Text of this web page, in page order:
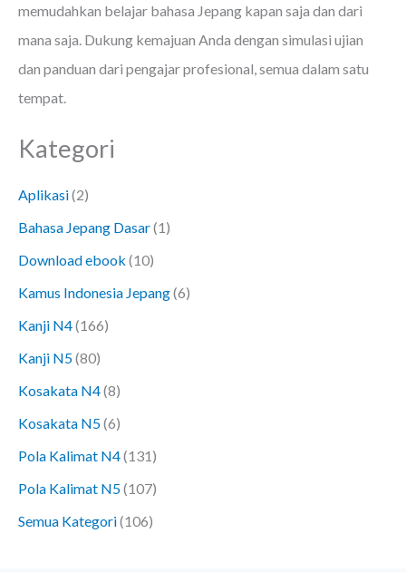
memudahkan belajar bahasa Jepang kapan saja dan dari
mana saja. Dukung kemajuan Anda dengan simulasi ujian
dan panduan dari pengajar profesional, semua dalam satu
tempat.
Kategori
Aplikasi(2)
Bahasa Jepang Dasar(1)
Download ebook (10)
Kamus Indonesia Jepang(6)
Kanji N4(166)
Kanji N5(80)
Kosakata N4(8)
Kosakata N5(6)
Pola Kalimat N4(131)
Pola Kalimat N5(107)
Semua Kategori(106)